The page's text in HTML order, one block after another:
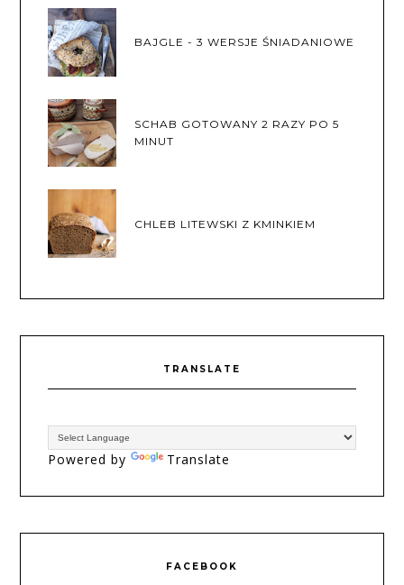
BAJGLE - 3 WERSJE ŚNIADANIOWE
SCHAB GOTOWANY 2 RAZY PO 5
MINUT
CHLEB LITEWSKI Z KMINKIEM
TRANSLATE
Powered by Translate
FACEBOOK